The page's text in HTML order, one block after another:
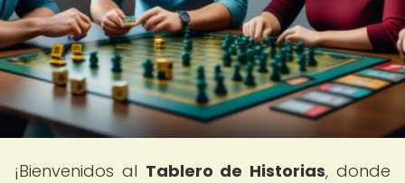
¡Bienvenidos al Tablero de Historias, donde